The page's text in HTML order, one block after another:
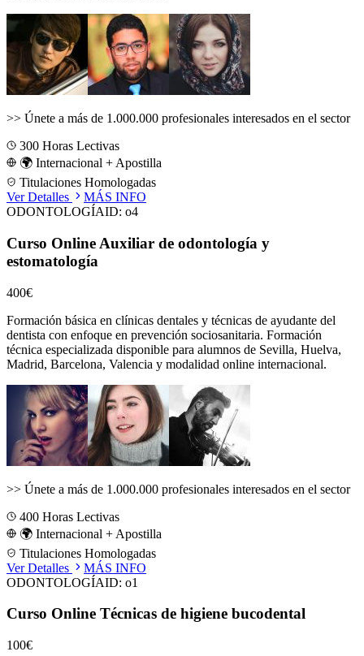
>> Únete a más de 1.000.000 profesionales interesados en el sector
300 Horas Lectivas
🌍 Internacional + Apostilla
Titulaciones Homologadas
Ver Detalles
MÁS INFO
ODONTOLOGÍAID: o4
Curso Online Auxiliar de odontología y
estomatología
400€
Formación básica en clínicas dentales y técnicas de ayudante del
dentista con enfoque en prevención sociosanitaria. Formación
técnica especializada disponible para alumnos de Sevilla, Huelva,
Madrid, Barcelona, Valencia y modalidad online internacional.
>> Únete a más de 1.000.000 profesionales interesados en el sector
400 Horas Lectivas
🌍 Internacional + Apostilla
Titulaciones Homologadas
Ver Detalles
MÁS INFO
ODONTOLOGÍAID: o1
Curso Online Técnicas de higiene bucodental
100€